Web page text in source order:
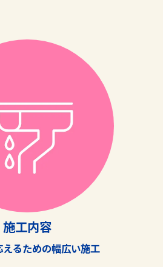
施工内容
えるための幅広い施工